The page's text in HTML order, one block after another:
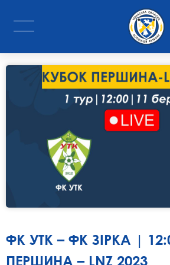
ФК УТК – ФК ЗІРКА |
ПЕРШИНА – LNZ 2023